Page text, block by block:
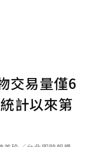
交易量僅6
計以來第